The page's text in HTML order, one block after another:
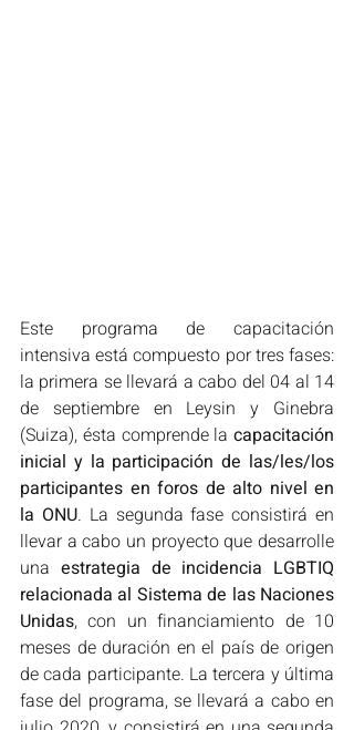
Este programa de capacitación
intensiva está compuesto por tres fases:
la primera se llevará a cabo del 04 al 14
de septiembre en Leysin y Ginebra
(Suiza), ésta comprende la capacitación
inicial y la participación de las/les/los
participantes en foros de alto nivel en
la ONU. La segunda fase consistirá en
llevar a cabo un proyecto que desarrolle
una estrategia de incidencia LGBTIQ
relacionada al Sistema de las Naciones
Unidas, con un financiamiento de 10
meses de duración en el país de origen
de cada participante. La tercera y última
fase del programa, se llevará a cabo en